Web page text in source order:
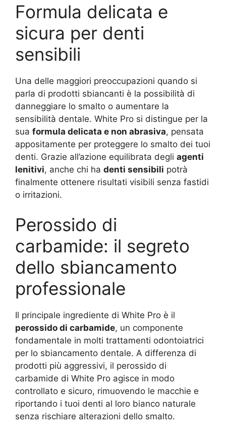
Formula delicata e
sicura per denti
sensibili
Una delle maggiori preoccupazioni quando si
parla di prodotti sbiancanti è la possibilità di
danneggiare lo smalto o aumentare la
sensibilità dentale. White Pro si distingue per la
sua formula delicata e non abrasiva, pensata
appositamente per proteggere lo smalto dei tuoi
denti. Grazie all’azione equilibrata degli agenti
lenitivi, anche chi ha denti sensibili potrà
finalmente ottenere risultati visibili senza fastidi
o irritazioni.
Perossido di
carbamide: il segreto
dello sbiancamento
professionale
Il principale ingrediente di White Pro è il
perossido di carbamide, un componente
fondamentale in molti trattamenti odontoiatrici
per lo sbiancamento dentale. A differenza di
prodotti più aggressivi, il perossido di
carbamide di White Pro agisce in modo
controllato e sicuro, rimuovendo le macchie e
riportando i tuoi denti al loro bianco naturale
senza rischiare alterazioni dello smalto.